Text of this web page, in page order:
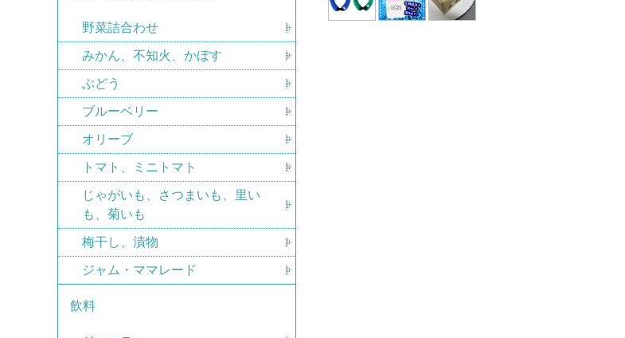
野菜詰合わせ
みかん、不知火、かぼす
ぶどう
ブルーベリー
オリーブ
トマト、ミニトマト
じゃがいも、さつまいも、里い
も、菊いも
梅干し、漬物
ジャム・ママレード
飲料